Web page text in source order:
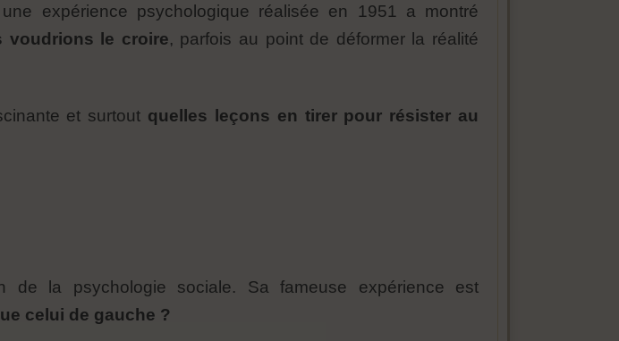
expérience psychologique réalisée en 1951 a montré
voudrions le croire, parfois au point de déformer la réalité
et surtout quelles leçons en tirer pour résister au
de la psychologie sociale. Sa fameuse expérience est
celui de gauche ?